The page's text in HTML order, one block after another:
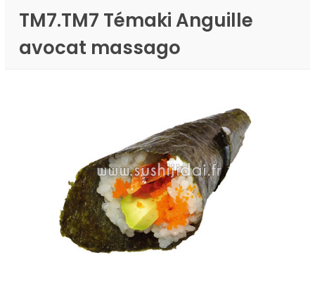
TM7.TM7 Témaki Anguille
avocat massago